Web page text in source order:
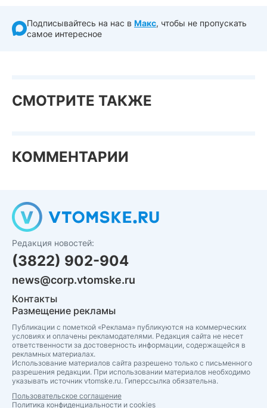
Подписывайтесь на нас в Макс, чтобы не пропускать
самое интересное
СМОТРИТЕ ТАКЖЕ
КОММЕНТАРИИ
Редакция новостей:
(3822) 902-904
news@corp.vtomske.ru
Контакты
Размещение рекламы
Публикации с пометкой «Реклама» публикуются на коммерческих
условиях и оплачены рекламодателями. Редакция сайта не несет
ответственности за достоверность информации, содержащейся в
рекламных материалах.
Использование материалов сайта разрешено только с письменного
разрешения редакции. При использовании материалов необходимо
указывать источник vtomske.ru. Гиперссылка обязательна.
Пользовательское соглашение
Политика конфиденциальности и cookies